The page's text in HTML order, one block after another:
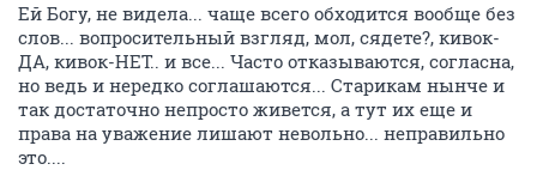
Ей Богу, не видела... чаще всего обходится вообще без
слов... вопросительный взгляд, мол, сядете?, кивок-
ДА, кивок-НЕТ.. и все... Часто отказываются, согласна,
но ведь и нередко соглашаются... Старикам нынче и
так достаточно непросто живется, а тут их еще и
права на уважение лишают невольно... неправильно
это....